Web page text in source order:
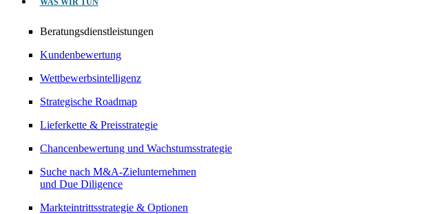
WAS WIR TUN
Beratungsdienstleistungen
Kundenbewertung
Wettbewerbsintelligenz
Strategische Roadmap
Lieferkette & Preisstrategie
Chancenbewertung und Wachstumsstrategie
Suche nach M&A-Zielunternehmen
und Due Diligence
Markteintrittsstrategie & Optionen